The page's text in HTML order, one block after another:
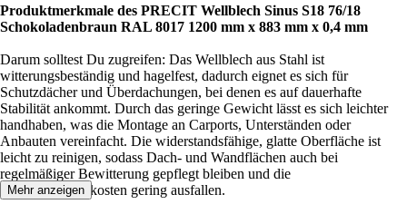
Produktmerkmale des PRECIT Wellblech Sinus S18 76/18
Schokoladenbraun RAL 8017 1200 mm x 883 mm x 0,4 mm
Darum solltest Du zugreifen: Das Wellblech aus Stahl ist
witterungsbeständig und hagelfest, dadurch eignet es sich für
Schutzdächer und Überdachungen, bei denen es auf dauerhafte
Stabilität ankommt. Durch das geringe Gewicht lässt es sich leichter
handhaben, was die Montage an Carports, Unterständen oder
Anbauten vereinfacht. Die widerstandsfähige, glatte Oberfläche ist
leicht zu reinigen, sodass Dach- und Wandflächen auch bei
regelmäßiger Bewitterung gepflegt bleiben und die
Instandhaltungskosten gering ausfallen.
Mehr anzeigen